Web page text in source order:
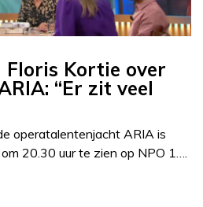
Floris Kortie over
“Er zit veel
operatalentenjacht ARIA is
20.30 uur te zien op NPO 1….